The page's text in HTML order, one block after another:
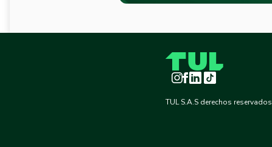
Instagram
Facebook
LinkedInTikTok
TUL S.A.S derechos reservados